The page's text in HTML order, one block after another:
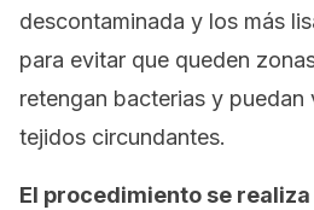
descontaminada y los más
para evitar que queden
retengan bacterias y
tejidos circundantes.
El procedimiento se